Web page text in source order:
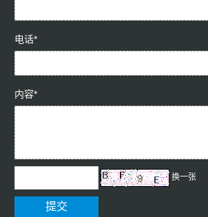
电话*
内容*
换一张